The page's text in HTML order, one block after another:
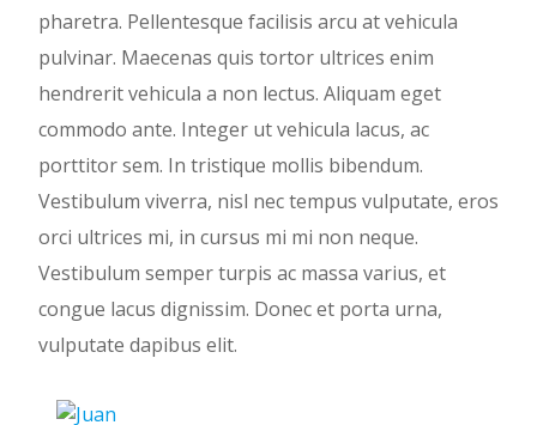
pharetra. Pellentesque facilisis arcu at vehicula
pulvinar. Maecenas quis tortor ultrices enim
hendrerit vehicula a non lectus. Aliquam eget
commodo ante. Integer ut vehicula lacus, ac
porttitor sem. In tristique mollis bibendum.
Vestibulum viverra, nisl nec tempus vulputate, eros
orci ultrices mi, in cursus mi mi non neque.
Vestibulum semper turpis ac massa varius, et
congue lacus dignissim. Donec et porta urna,
vulputate dapibus elit.